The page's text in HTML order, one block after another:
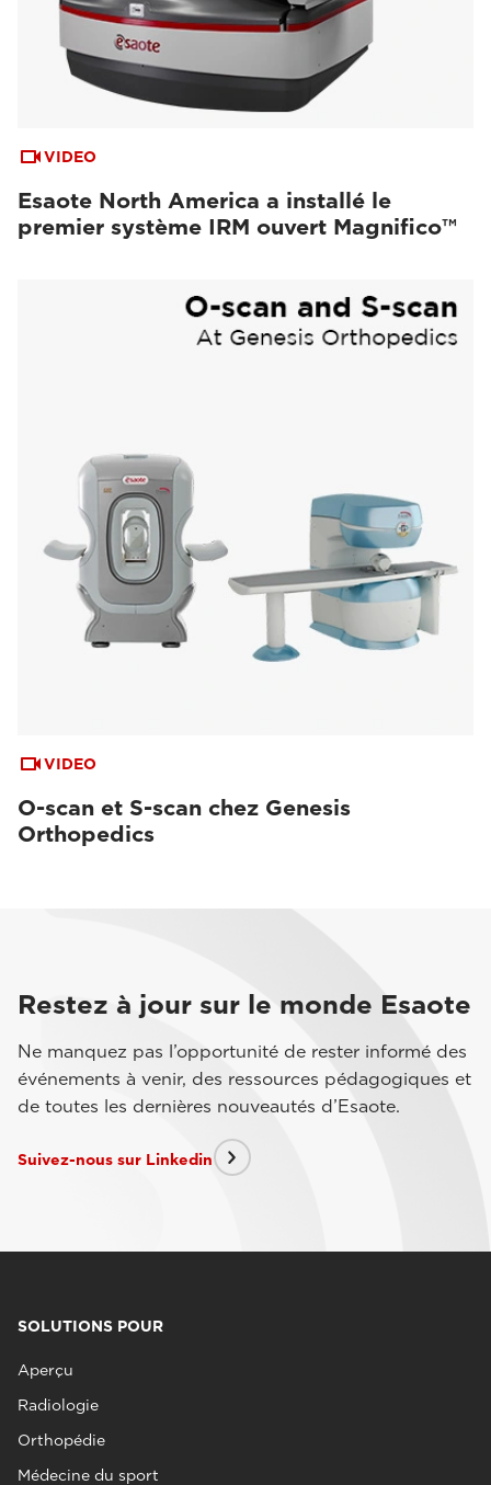
VIDEO
Esaote North America a installé le
premier système IRM ouvert Magnifico™
VIDEO
O-scan et S-scan chez Genesis
Orthopedics
Restez à jour sur le monde Esaote
Ne manquez pas l’opportunité de rester informé des
événements à venir, des ressources pédagogiques et
de toutes les dernières nouveautés d’Esaote.
Suivez-nous sur Linkedin
SOLUTIONS POUR
Aperçu
Radiologie
Orthopédie
Médecine du sport